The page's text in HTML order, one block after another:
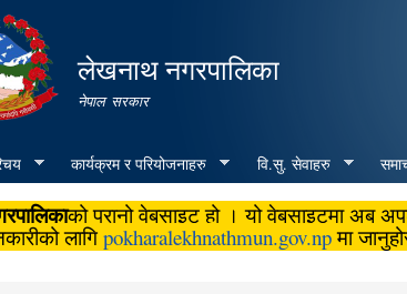
लेखनाथ नगरपालिका
नेपाल सरकार
कार्यक्रम र परियोजनाहरु वि.सु. सेवाहरु
को पुरानो वेबसाइट हो । यो वेबसाइटमा अब
लागि pokharalekhnathmun.gov.npमा